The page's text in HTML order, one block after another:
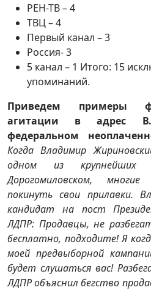
РЕН-ТВ – 4
ТВЦ – 4
Первый канал – 3
Россия- 3
5 канал – 1 Итого: 15
упоминаний.
Приведем примеры
агитации в адрес
федеральном
Когда Владимир
одном из
Дорогомиловском,
покинуть свои прилавки.
кандидат на пост
ЛДПР: Продавцы, не
бесплатно, подходите! Я
моей предвыборной
будет слушаться вас!
ЛДПР объяснил бегство